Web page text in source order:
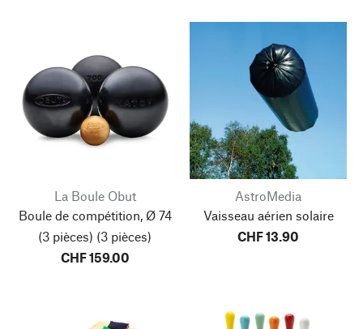
La Boule Obut
Boule de compétition, Ø 74
(3 pièces) (3 pièces)
CHF 159.00
AstroMedia
Vaisseau aérien solaire
CHF 13.90